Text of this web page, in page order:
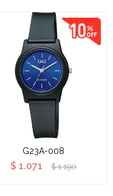
G23A-008
$ 1.071 $ 1.190